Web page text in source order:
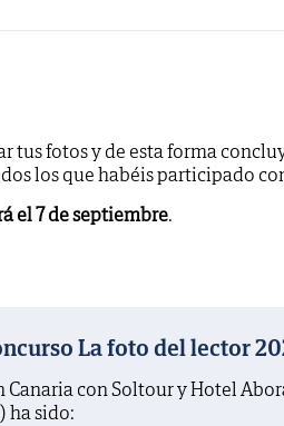
tus fotos y de esta forma
los que habéis participado
el 7 de septiembre.
La foto del lector
Canaria con Soltour y Hotel
ha sido: